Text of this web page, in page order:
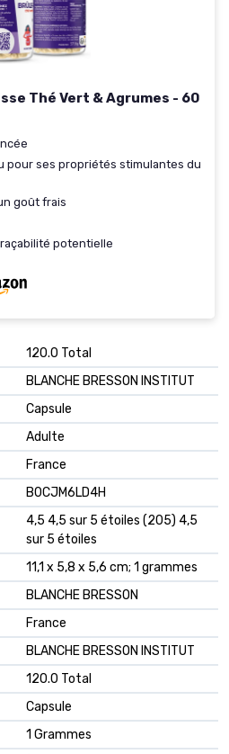
Thé Vert & Agrumes - 60
pour ses propriétés stimulantes du
goût frais
potentielle
‎120.0 Total
‎BLANCHE BRESSON INSTITUT
‎Capsule
‎Adulte
‎France
B0CJM6LD4H
4,5 4,5 sur 5 étoiles (205) 4,5
sur 5 étoiles
11,1 x 5,8 x 5,6 cm; 1 grammes
BLANCHE BRESSON
France
BLANCHE BRESSON INSTITUT
120.0 Total
Capsule
1 Grammes